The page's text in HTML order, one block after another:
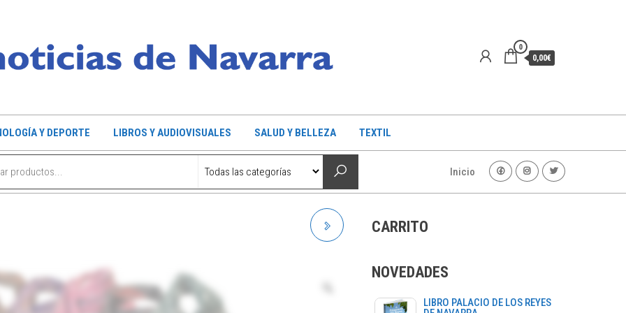
0
0,00€
Y DEPORTE LIBROS Y AUDIOVISUALES SALUD Y BELLEZA TEXTIL
Inicio
CARRITO
NOVEDADES
LIBRO PALACIO DE LOS REYES